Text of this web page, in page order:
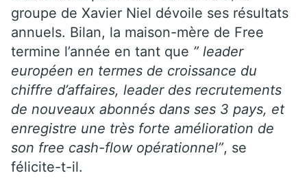
groupe de Xavier Niel dévoile ses résultats
annuels. Bilan, la maison-mère de Free
termine l’année en tant que ” leader
européen en termes de croissance du
chiffre d’affaires, leader des recrutements
de nouveaux abonnés dans ses 3 pays, et
enregistre une très forte amélioration de
son free cash-flow opérationnel”, se
félicite-t-il.